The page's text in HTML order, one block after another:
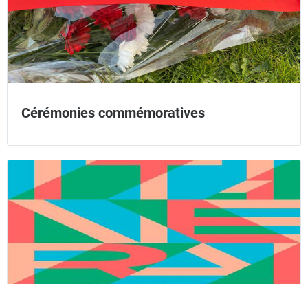
Cérémonies commémoratives